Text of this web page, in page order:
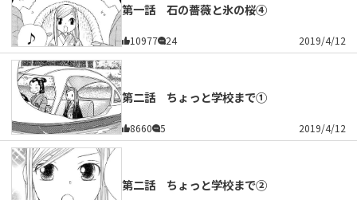
第一話 石の薔薇と氷の桜④
10977 24 2019/4/12
第二話 ちょっと学校まで①
8660 5 2019/4/12
第二話 ちょっと学校まで②